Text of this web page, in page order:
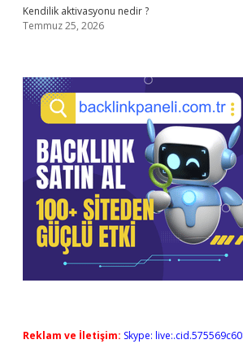
Kendilik aktivasyonu nedir ?
Temmuz 25, 2026
Reklam ve İletişim: Skype: